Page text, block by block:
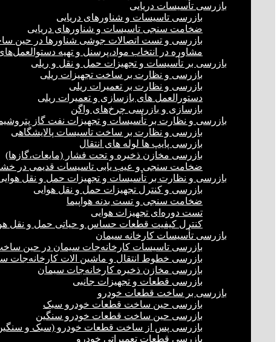
بازرسی تأسیسات دریایی
بازرسی تاسیسات و شناورهای دریایی
ضخامت سنجی تاسیسات و شناورهای دریایی
بازرسی و تست اتصالات جوشی شناورها در حین
مشاوره در انتخاب مواد،پرسنل و تهیه
بازرسی بر تأسیسات و تجهیزات حمل و نقل و ریلی
بازرسی و نظارت بر ساخت تجهیزات ریلی
بازرسی و نظارت بر تعمیرات ریلی
دستورالعمل های بازسازی و تعمیرات ریلی
بازسازی و بازرسی چرخ‌های واگن
بازرسی و نظارت بر تأسیسات و تجهیزات نفت گاز
بازرسی و نظارت بر ساخت تاسیسات پالایشگاهی
بازرسی پایپ ها لوله های انتقال
بازرسی مخازن ذخیره و تحت فشار (مایعات،گازها)
ضخامت سنجی و عیب یابی تاسیسات قدیمی در
بازرسی و نظارت بر تأسیسات و تجهیزات حمل و نقل
بازرسی و کنترل تجهیزات حمل و نقل هوایی
ضخامت سنجی و تست بدنه هواپیما
تست دوره‌ای تجهیزات هوایی
کنترل کیفیت قطعات حساس و حیاتی حمل و نقل
بازرسی تأسیسات کارخانه سیمان
بازرسی تاسیسات کارخانه‌جات سیمان در حین
بازرسی خطوط انتقال و ماشین الات کارخانه‌جات
بازرسی مخازن ذخیره کارخانه‌جات سیمان
بازرسی قطعات و تجهیزات جانبی
بازرسی بر ساخت قطعات خودرو
بازرسی حین ساخت قطعات خودرو سبک
بازرسی حین ساخت قطعات خودرو سنگین
بازرسی پس از ساخت قطعات خودرو (سبک و
بازرسی قطعات تعمیراتی خودرو